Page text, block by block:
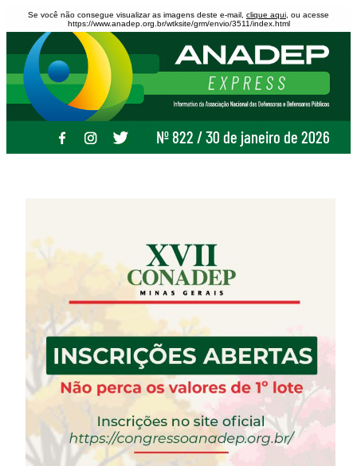
Se você não consegue visualizar as imagens deste e-mail, clique aqui , ou acesse
https://www.anadep.org.br/wtksite/grm/envio/3511/index.html
Nº 822 / 30 de janeiro de 2026